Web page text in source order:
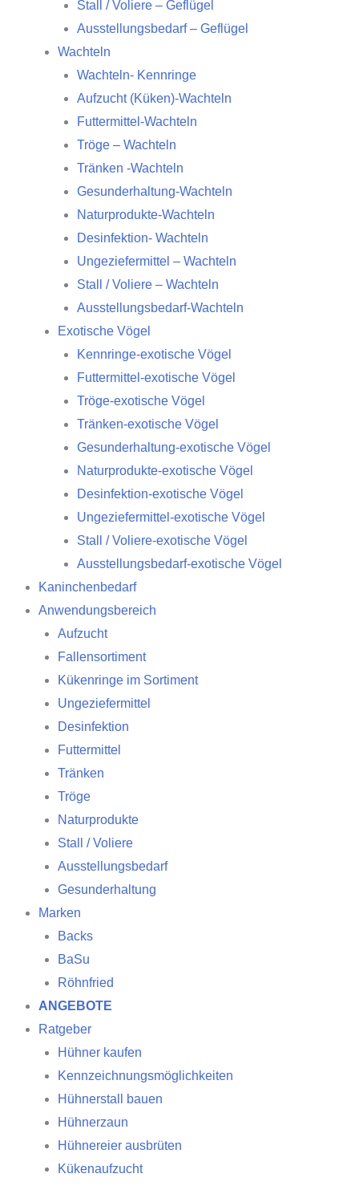
Stall / Voliere – Geflügel
Ausstellungsbedarf – Geflügel
Wachteln
Wachteln- Kennringe
Aufzucht (Küken)-Wachteln
Futtermittel-Wachteln
Tröge – Wachteln
Tränken -Wachteln
Gesunderhaltung-Wachteln
Naturprodukte-Wachteln
Desinfektion- Wachteln
Ungeziefermittel – Wachteln
Stall / Voliere – Wachteln
Ausstellungsbedarf-Wachteln
Exotische Vögel
Kennringe-exotische Vögel
Futtermittel-exotische Vögel
Tröge-exotische Vögel
Tränken-exotische Vögel
Gesunderhaltung-exotische Vögel
Naturprodukte-exotische Vögel
Desinfektion-exotische Vögel
Ungeziefermittel-exotische Vögel
Stall / Voliere-exotische Vögel
Ausstellungsbedarf-exotische Vögel
Kaninchenbedarf
Anwendungsbereich
Aufzucht
Fallensortiment
Kükenringe im Sortiment
Ungeziefermittel
Desinfektion
Futtermittel
Tränken
Tröge
Naturprodukte
Stall / Voliere
Ausstellungsbedarf
Gesunderhaltung
Marken
Backs
BaSu
Röhnfried
ANGEBOTE
Ratgeber
Hühner kaufen
Kennzeichnungsmöglichkeiten
Hühnerstall bauen
Hühnerzaun
Hühnereier ausbrüten
Kükenaufzucht